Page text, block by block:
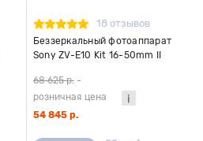
18 отзывов
Беззеркальный фотоаппарат
Sony ZV-E10 Kit 16-50mm II
68 625 р. -
розничная цена
54 845 р.